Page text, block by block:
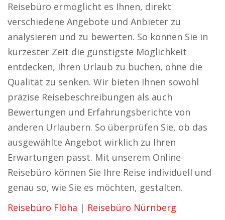
Reisebüro ermöglicht es Ihnen, direkt
verschiedene Angebote und Anbieter zu
analysieren und zu bewerten. So können Sie in
kürzester Zeit die günstigste Möglichkeit
entdecken, Ihren Urlaub zu buchen, ohne die
Qualität zu senken. Wir bieten Ihnen sowohl
präzise Reisebeschreibungen als auch
Bewertungen und Erfahrungsberichte von
anderen Urlaubern. So überprüfen Sie, ob das
ausgewählte Angebot wirklich zu Ihren
Erwartungen passt. Mit unserem Online-
Reisebüro können Sie Ihre Reise individuell und
genau so, wie Sie es möchten, gestalten.
Reisebüro Flöha | Reisebüro Nürnberg